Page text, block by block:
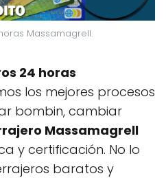
Massamagrell.
24 horas
los mejores procesos
bombin, cambiar
Massamagrell
y certificación. No lo
baratos y